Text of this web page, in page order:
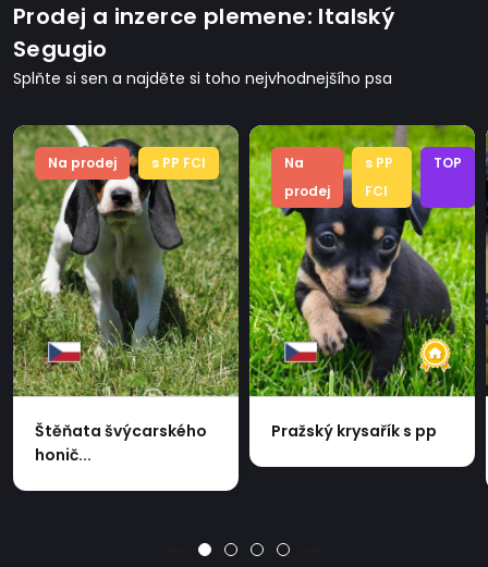
Prodej a inzerce plemene: Italský
Segugio
Splňte si sen a najděte si toho nejvhodnejšího psa
Na prodej s PP FCI
Štěňata švýcarského
honič...
Na
prodej
s PP
FCI
TOP
Pražský krysařík s pp